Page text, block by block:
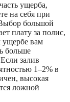
ущерба,
на себя при
большой
плату за полис,
ущербе вам
больше
залив
1–2% в
высокая
ложной